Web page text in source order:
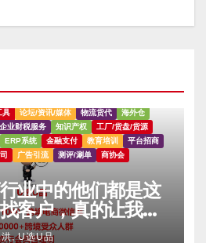
具 论坛/资讯/媒体 物流货代
海外仓
企业财税服务 知识产权
工厂/货盘/货源
ERP系统 金融支付 教育培训
平台招商
广告引流 测评/涮单
商协会
业中的他们都是这
客户，真的让我大
洪, U选U品